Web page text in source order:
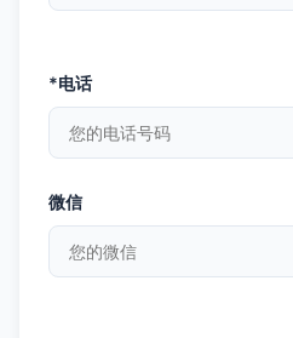
*电话
微信